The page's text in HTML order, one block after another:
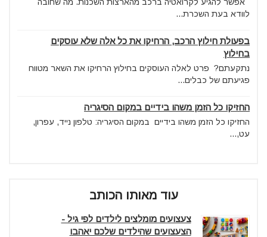
אפשר להגיע לקרואטיה ברכב מהארצות השכנות. מה שחובה
לוודא בעת השכרת...
בפעולת חילוץ הרכב, הרחיקו את כל אלה שלא עוסקים
בחילוץ
נתקעתם? פרט לאלה העוסקים בחילוץ הרחיקו את השאר מטווח
פגיעתם של כבלים...
החזיקו כל הזמן משהו בידיים במקום הסיגריה
החזיקו כל הזמן משהו בידיים במקום הסיגריה: טלפון נייד, עפרון,
עט,...
עוד מאותו הכותב
צעצועים מומלצים לילדים לפי גיל -
הצעצועים שהילדים שלכם יאהבו